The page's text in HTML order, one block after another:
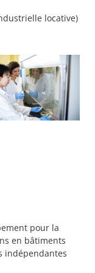
locative)
pour la
en bâtiments
indépendantes